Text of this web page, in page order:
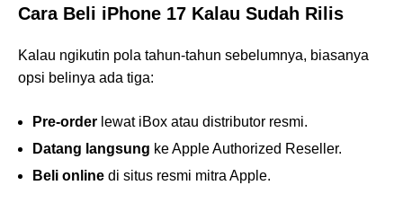
Cara Beli iPhone 17 Kalau Sudah Rilis
Kalau ngikutin pola tahun-tahun sebelumnya, biasanya
opsi belinya ada tiga:
Pre-order lewat iBox atau distributor resmi.
Datang langsung ke Apple Authorized Reseller.
Beli online di situs resmi mitra Apple.